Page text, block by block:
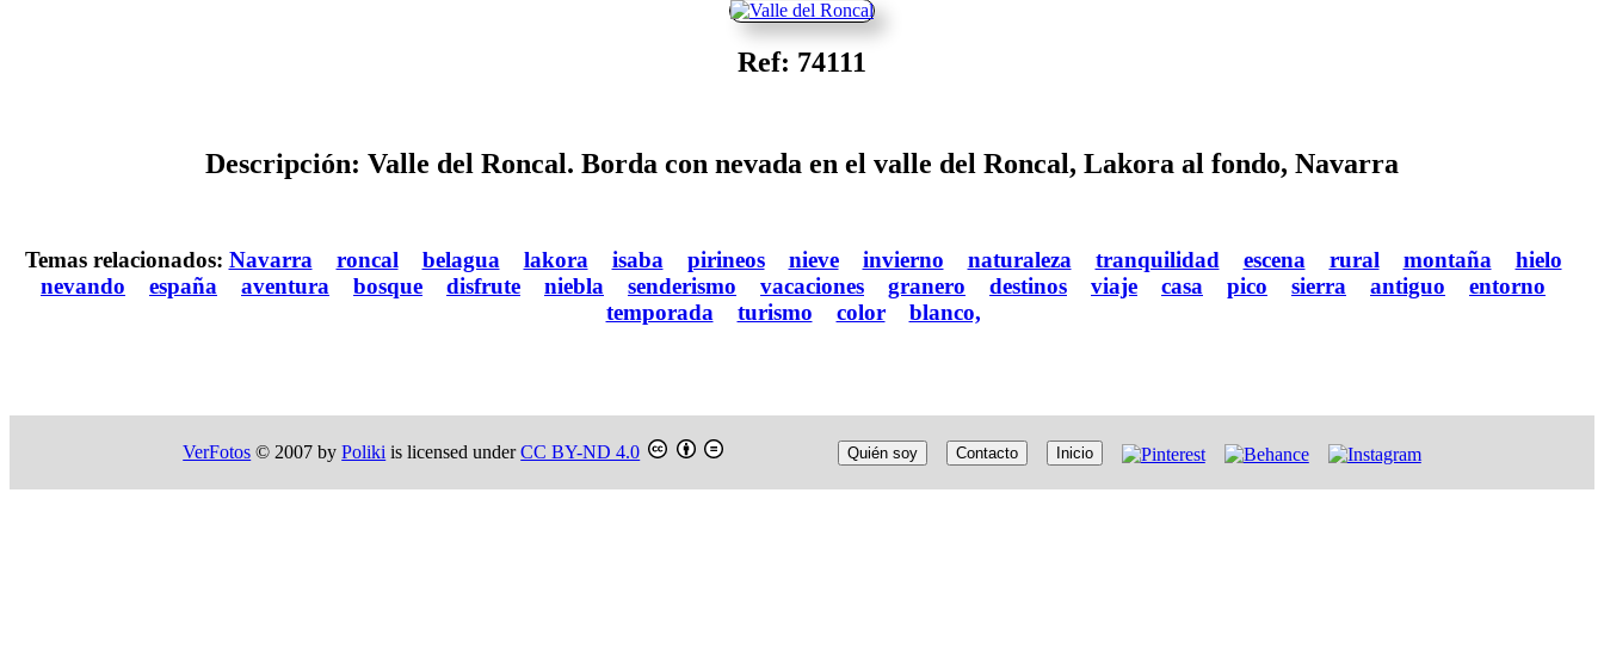
Ref: 74111
Descripción: Valle del Roncal. Borda con nevada en el valle del Roncal, Lakora al fondo, Navarra
Temas relacionados: Navarra roncal belagua lakora isaba pirineos nieve invierno naturaleza tranquilidad escena rural montaña
hielo
nevando
españa aventura bosque disfrute niebla senderismo vacaciones granero destinos viaje casa pico sierra antiguo
entorno
temporada
turismo color blanco,
VerFotos © 2007 byPoliki is licensed underCC BY-ND 4.0 Quién soy Contacto Inicio